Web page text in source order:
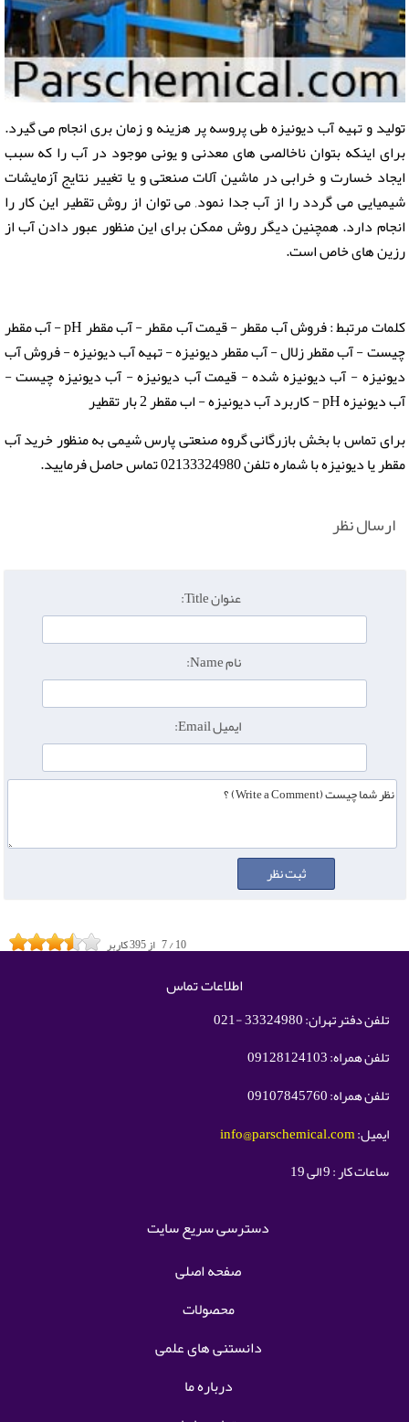
تولید و تهیه آب دیونیزه طی پروسه پر هزینه و زمان بری انجام می گیرد.
برای اینکه بتوان ناخالصی های معدنی و یونی موجود در آب را که سبب
ایجاد خسارت و خرابی در ماشین آلات صنعتی و یا تغییر نتایج آزمایشات
شیمیایی می گردد را از آب جدا نمود, می توان از روش تقطیر این کار را
انجام دارد. همچنین دیگر روش ممکن برای این منظور عبور دادن آب از
رزین های خاص است.
کلمات مرتبط : فروش آب مقطر - قیمت آب مقطر - آب مقطر pH - آب مقطر
چیست - آب مقطر زلال - آب مقطر دیونیزه -تهیه آب دیونیزه- فروش آب
دیونیزه - آب دیونیزه شده - قیمت آب دیونیزه - آب دیونیزه چیست -
آب دیونیزه pH - کاربرد آب دیونیزه - اب مقطر 2 بار تقطیر
برای تماس با بخش بازرگانی گروه صنعتی پارس شیمی به منظور خرید آب
مقطر یا دیونیزه با شماره تلفن 02133324980 تماس حاصل فرمایید.
ارسال نظر
عنوان Title:
نام Name:
ایمیل Email:
7/10 از395کاربر
اطلاعات تماس
تلفن دفتر تهران: 33324980 -021
تلفن همراه: 09128124103
تلفن همراه: 09107845760
ایمیل:info@parschemical.com
ساعات کار : 9 الی 19
دسترسی سریع سایت
صفحه اصلی
محصولات
دانستنی های علمی
درباره ما